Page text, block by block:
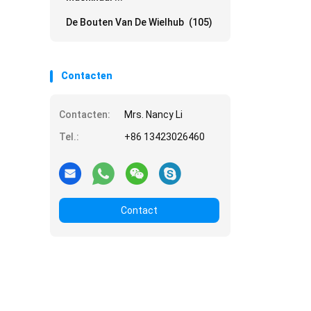
De Bouten Van De Wielhub (105)
Contacten
Contacten:
Mrs. Nancy Li
Tel.:
+86 13423026460
Contact